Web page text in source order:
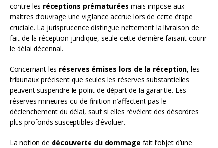
contre les réceptions prématurées mais impose aux
maîtres d’ouvrage une vigilance accrue lors de cette étape
cruciale. La jurisprudence distingue nettement la livraison de
fait de la réception juridique, seule cette dernière faisant courir
le délai décennal.
Concernant les réserves émises lors de la réception, les
tribunaux précisent que seules les réserves substantielles
peuvent suspendre le point de départ de la garantie. Les
réserves mineures ou de finition n’affectent pas le
déclenchement du délai, sauf si elles révèlent des désordres
plus profonds susceptibles d’évoluer.
La notion de découverte du dommage fait l’objet d’une